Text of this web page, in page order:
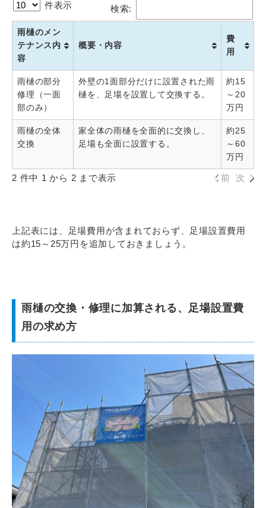
件表示 検索:
雨樋のメン
テナンス内
容
概要・内容
費
用
雨樋の部分
修理（一面
部のみ）
外壁の1面部分だけに設置された雨
樋を、足場を設置して交換する。
約15
～20
万円
雨樋の全体
交換
家全体の雨樋を全面的に交換し、
足場も全面に設置する。
約25
～60
万円
2 件中 1 から 2 まで表示 前 次
上記表には、足場費用が含まれておらず、足場設置費用
は約15～25万円を追加しておきましょう。
雨樋の交換・修理に加算される、足場設置費
用の求め方